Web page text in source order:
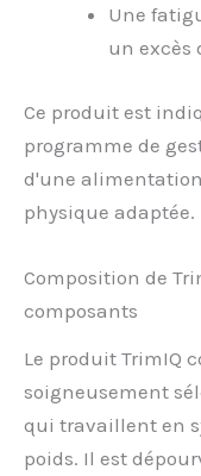
Une
un excès
Ce produit est
programme de
d'une
physique adaptée.
Composition de
composants
Le produit TrimIQ
soigneusement
qui travaillent en
poids. Il est